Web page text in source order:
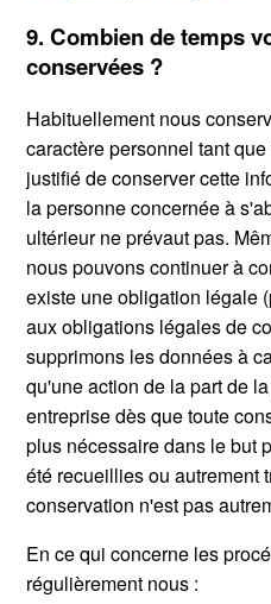
9. Combien de temps
conservées ?
Habituellement nous
caractère personnel tant
justifié de conserver cette
la personne concernée à
ultérieur ne prévaut pas.
nous pouvons continuer à
existe une obligation légale
aux obligations légales de
supprimons les données à
qu'une action de la part de
entreprise dès que toute
plus nécessaire dans le but
été recueillies ou autrement
conservation n'est pas
En ce qui concerne les
régulièrement nous :